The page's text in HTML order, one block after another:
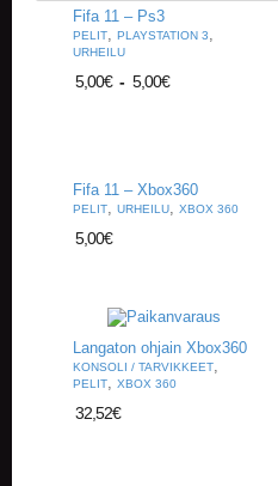
Fifa 11 – Ps3
PELIT, PLAYSTATION 3,
URHEILU
5,00€ - 5,00€
Fifa 11 – Xbox360
PELIT, URHEILU, XBOX 360
5,00€
Langaton ohjain Xbox360
KONSOLI / TARVIKKEET,
PELIT, XBOX 360
32,52€